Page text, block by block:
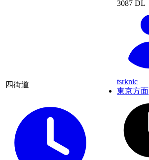
四街道
3087 DL
tsrknic
東京方面